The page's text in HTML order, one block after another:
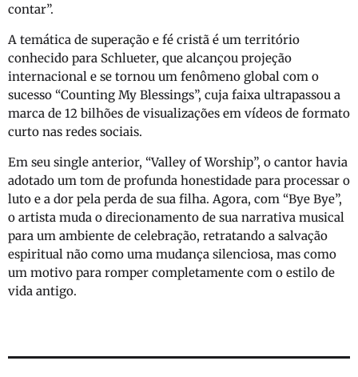
contar”.
A temática de superação e fé cristã é um território
conhecido para Schlueter, que alcançou projeção
internacional e se tornou um fenômeno global com o
sucesso “Counting My Blessings”, cuja faixa ultrapassou a
marca de 12 bilhões de visualizações em vídeos de formato
curto nas redes sociais.
Em seu single anterior, “Valley of Worship”, o cantor havia
adotado um tom de profunda honestidade para processar o
luto e a dor pela perda de sua filha. Agora, com “Bye Bye”,
o artista muda o direcionamento de sua narrativa musical
para um ambiente de celebração, retratando a salvação
espiritual não como uma mudança silenciosa, mas como
um motivo para romper completamente com o estilo de
vida antigo.